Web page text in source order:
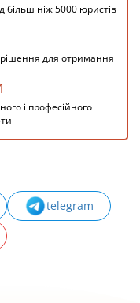
більш ніж 5000 юристів
для отримання
і професійного
telegram